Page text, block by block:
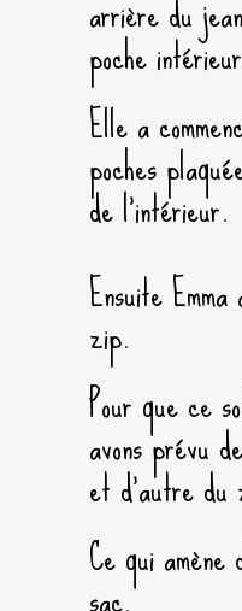
poche
Elle a
poches
de l’intérieur.
Ensuite
zip.
Pour que ce
avons prévu
et d’autre
Ce qui